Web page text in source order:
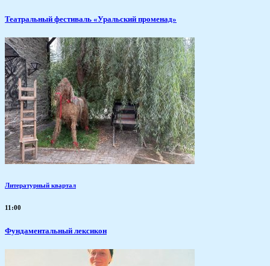
Театральный фестиваль «Уральский променад»
Литературный квартал
11:00
Фундаментальный лексикон